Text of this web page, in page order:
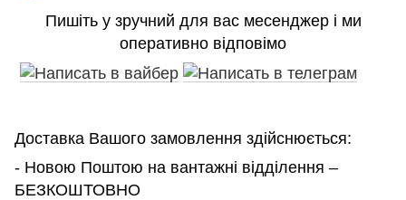
Пишіть у зручний для вас месенджер і ми
оперативно відповімо
Доставка Вашого замовлення здійснюється:
- Новою Поштою на вантажні відділення –
БЕЗКОШТОВНО